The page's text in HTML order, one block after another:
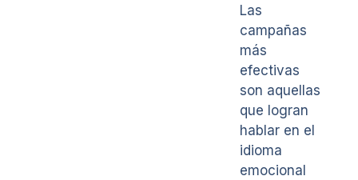
Las
campañas
más
efectivas
son aquellas
que logran
hablar en el
idioma
emocional